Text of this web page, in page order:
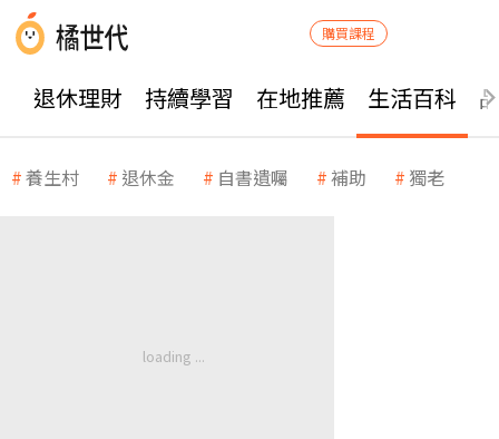
購買課程
退休理財 持續學習 在地推薦 生活百科
養生村 退休金 自書遺囑 補助 獨老